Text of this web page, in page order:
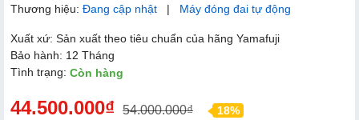
Thương hiệu: Đang cập nhật | Máy đóng đai tự động
Xuất xứ: Sản xuất theo tiêu chuẩn của hãng Yamafuji
Bảo hành: 12 Tháng
Tình trạng: Còn hàng
44.500.000₫ 54.000.000₫ 18%